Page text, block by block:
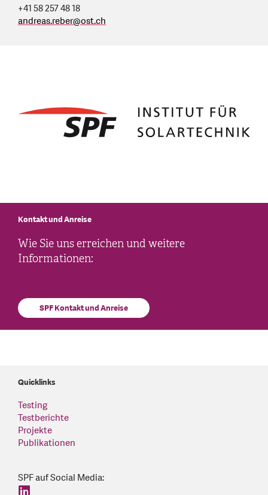
+41 58 257 48 18
andreas.reber@ost.ch
Kontakt und Anreise
Wie Sie uns erreichen und weitere
Informationen:
SPF Kontakt und Anreise
Quicklinks
Testing
Testberichte
Projekte
Publikationen
SPF auf Social Media:
find us on: linkedin